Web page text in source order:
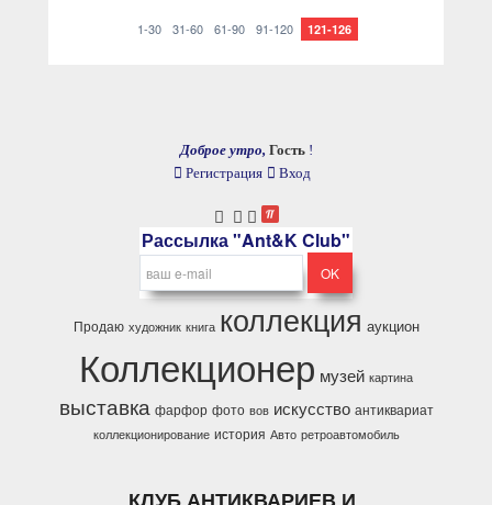
1-30 31-60 61-90 91-120 121-126
Доброе утро, Гость !
Регистрация
Вход
Рассылка "Ant&K Club"
Продаю художник книга коллекция аукцион
Коллекционер музей картина
выставка фарфор фото вов искусство антиквариат
коллекционирование история Авто ретроавтомобиль